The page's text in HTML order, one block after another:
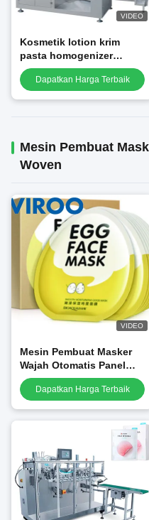
VIDEO
Kosmetik lotion krim
pasta homogenizer
vakum homogenizing
emulsifier mixer wajah
Dapatkan Harga Terbaik
Mesin Pembuat
Woven
VIDEO
Mesin Pembuat Masker
Wajah Otomatis Panel
Layar Sentuh
Pengoperasian Mudah
Dapatkan Harga Terbaik